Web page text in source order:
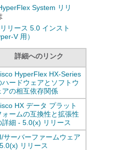
System リリ
リース 5.0 インスト
V 用）
詳細へのリンク
HyperFlex HX-Series
ハードウェアとソフトウ
アの相互依存関係
HX データ プラット
ォームの互換性と拡張性
詳細 - 5.0(x) リリース
サーバーファームウェア
リリース